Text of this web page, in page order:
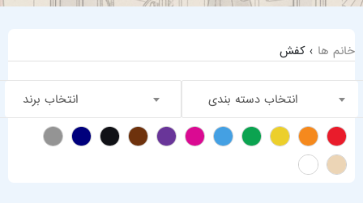
خانم ها › کفش
انتخاب دسته بندی انتخاب برند